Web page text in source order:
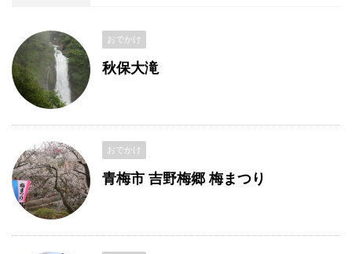
おでかけ
秋保大滝
おでかけ
青梅市 吉野梅郷 梅まつり